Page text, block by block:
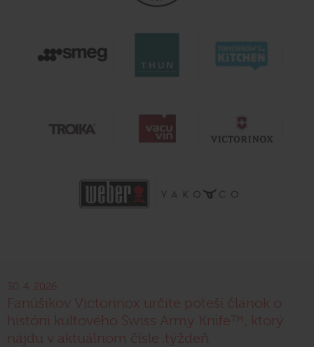
30. 4. 2026
Fanúšikov Victorinox určite poteší článok o
histórii kultového Swiss Army Knife™, ktorý
nájdu v aktuálnom čísle .týždeň